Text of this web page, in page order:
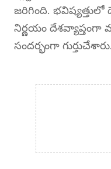
జరిగింది.
నిర్ణయం
సందర్భంగా గుర్తుచేశారు.